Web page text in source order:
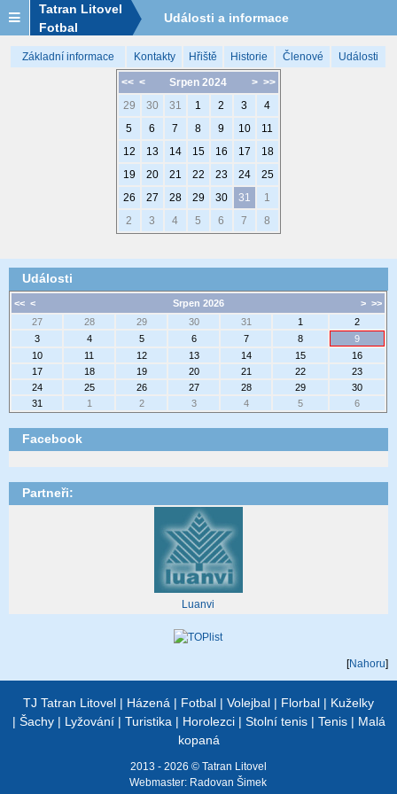
Tatran Litovel
Fotbal
Události a informace
Základní informace Kontakty Hřiště Historie Členové Události
<< < > >>
Srpen 2024
29
30 31 1 2 3
4
5
6 7 8 9 10
11
12
13 14 15 16 17
18
19
20 21 22 23 24
25
26
27 28 29 30 31
1
2
3 4 5 6 7 8
Události
<< < > >>
Srpen 2026
27
28 29 30 31 1
2
3
4 5 6 7 8
9
10
11 12 13 14 15
16
17
18 19 20 21 22
23
24
25 26 27 28 29
30
31
1 2 3 4 5 6
Facebook
Partneři:
Luanvi
[Nahoru]
TJ Tatran Litovel | Házená | Fotbal | Volejbal | Florbal | Kuželky
| Šachy| Lyžování| Turistika | Horolezci| Stolní tenis| Tenis| Malá
kopaná
2013 - 2026 © Tatran Litovel
Webmaster: Radovan Šimek